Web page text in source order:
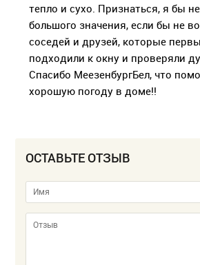
тепло и сухо. Признаться, я бы
большого значения, если бы не
соседей и друзей, которые
подходили к окну и проверяли
Спасибо МеезенбургБел, что
хорошую погоду в доме!!
ОСТАВЬТЕ ОТЗЫВ